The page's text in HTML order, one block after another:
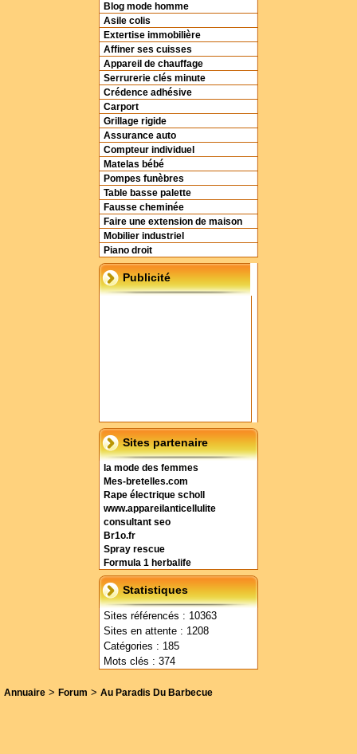
Blog mode homme
Asile colis
Extertise immobilière
Affiner ses cuisses
Appareil de chauffage
Serrurerie clés minute
Crédence adhésive
Carport
Grillage rigide
Assurance auto
Compteur individuel
Matelas bébé
Pompes funèbres
Table basse palette
Fausse cheminée
Faire une extension de maison
Mobilier industriel
Piano droit
Publicité
Sites partenaire
la mode des femmes
Mes-bretelles.com
Rape électrique scholl
www.appareilanticellulite
consultant seo
Br1o.fr
Spray rescue
Formula 1 herbalife
Statistiques
Sites référencés : 10363
Sites en attente : 1208
Catégories : 185
Mots clés : 374
Annuaire > Forum > Au Paradis Du Barbecue